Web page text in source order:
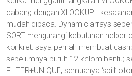
cabang dengan
mudah dibaca. Dynamic arrays
SORT mengurangi kebutuhan helper
konkret: saya pernah membuat
sebelumnya butuh 12 kolom bantu;
FILTER+UNIQUE, semuanya ‘spill’